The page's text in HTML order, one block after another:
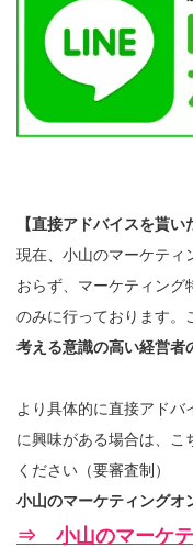
【直接アドバイスを貰い
現在、小山のマーケティ
おらず、マーケティング
のみに行っております。
考える意識の高い経営者
より具体的に直接アドバ
に興味がある場合は、こ
ください（要審査制）
小山のマーケティングオ
⇒ 小山のマーケテ